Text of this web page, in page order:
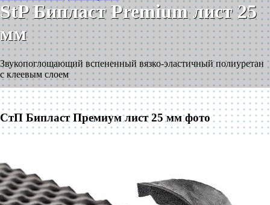
StP Бипласт Premium лист 25
мм
Звукопоглощающий вспененный вязко-эластичный полиуретан
с клеевым слоем
СтП Бипласт Премиум лист 25 мм фото